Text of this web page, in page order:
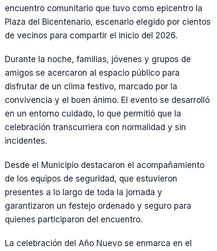
encuentro comunitario que tuvo como epicentro la
Plaza del Bicentenario, escenario elegido por cientos
de vecinos para compartir el inicio del 2026.
Durante la noche, familias, jóvenes y grupos de
amigos se acercaron al espacio público para
disfrutar de un clima festivo, marcado por la
convivencia y el buen ánimo. El evento se desarrolló
en un entorno cuidado, lo que permitió que la
celebración transcurriera con normalidad y sin
incidentes.
Desde el Municipio destacaron el acompañamiento
de los equipos de seguridad, que estuvieron
presentes a lo largo de toda la jornada y
garantizaron un festejo ordenado y seguro para
quienes participaron del encuentro.
La celebración del Año Nuevo se enmarca en el